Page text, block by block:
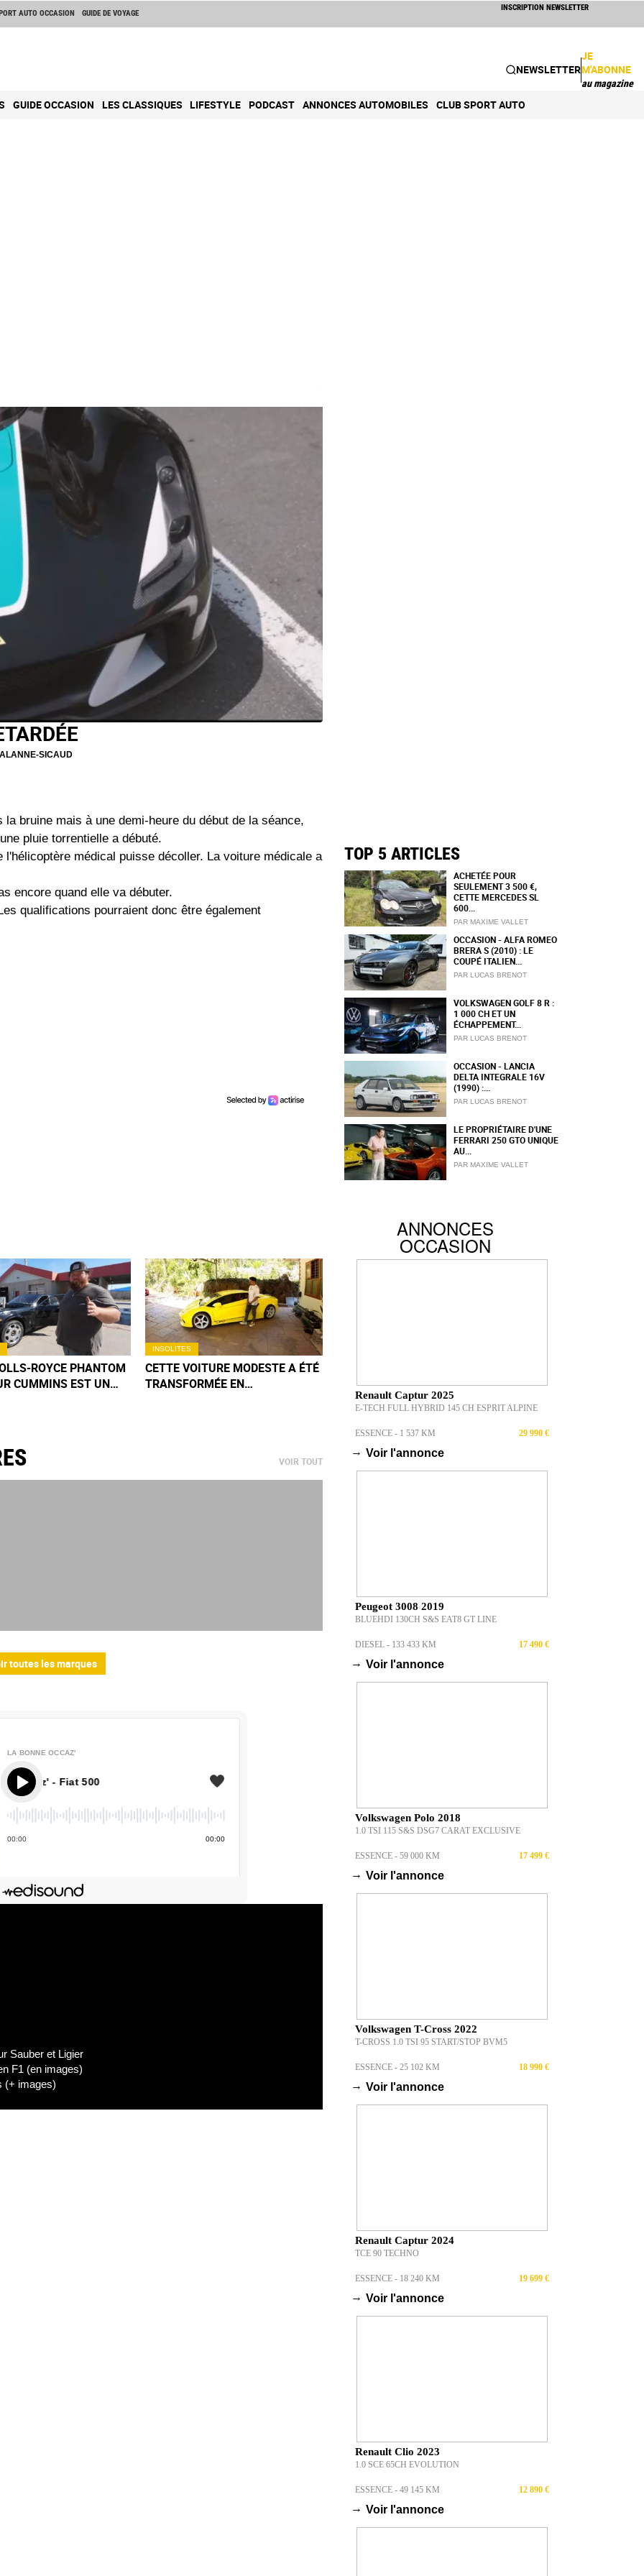
AUTO OCCASION GUIDE DE VOYAGE
INSCRIPTION NEWSLETTER
NEWSLETTER
JE
M'ABONNE
au magazine
GUIDE OCCASION LES CLASSIQUES LIFESTYLE PODCAST ANNONCES AUTOMOBILES CLUB SPORT AUTO
SICAUD
bruine mais à une demi-heure du début de la séance,
pluie torrentielle a débuté.
médical puisse décoller. La voiture médicale a
encore quand elle va débuter.
qualifications pourraient donc être également
ROYCE PHANTOM
CUMMINS EST UN
INSOLITES
CETTE VOITURE MODESTE A ÉTÉ
TRANSFORMÉE EN
VOIR TOUT
toutes les marques
LA BONNE OCCAZ'
- Fiat 500
00:00 00:00
Sauber et Ligier
F1 (en images)
(+ images)
TOP 5 ARTICLES
ACHETÉE POUR
SEULEMENT 3 500 €,
CETTE MERCEDES SL
600...
PAR MAXIME VALLET
OCCASION - ALFA ROMEO
BRERA S (2010) : LE
COUPÉ ITALIEN...
PAR LUCAS BRENOT
VOLKSWAGEN GOLF 8 R :
1 000 CH ET UN
ÉCHAPPEMENT...
PAR LUCAS BRENOT
OCCASION - LANCIA
DELTA INTEGRALE 16V
(1990) :...
PAR LUCAS BRENOT
LE PROPRIÉTAIRE D'UNE
FERRARI 250 GTO UNIQUE
AU...
PAR MAXIME VALLET
ANNONCES
OCCASION
Renault Captur 2025
E-TECH FULL HYBRID 145 CH ESPRIT ALPINE
ESSENCE - 1 537 KM 29 990 €
→ Voir l'annonce
Peugeot 3008 2019
BLUEHDI 130CH S&S EAT8 GT LINE
DIESEL - 133 433 KM 17 490 €
→ Voir l'annonce
Volkswagen Polo 2018
1.0 TSI 115 S&S DSG7 CARAT EXCLUSIVE
ESSENCE - 59 000 KM 17 499 €
→ Voir l'annonce
Volkswagen T-Cross 2022
T-CROSS 1.0 TSI 95 START/STOP BVM5
ESSENCE - 25 102 KM 18 990 €
→ Voir l'annonce
Renault Captur 2024
TCE 90 TECHNO
ESSENCE - 18 240 KM 19 699 €
→ Voir l'annonce
Renault Clio 2023
1.0 SCE 65CH EVOLUTION
ESSENCE - 49 145 KM 12 890 €
→ Voir l'annonce